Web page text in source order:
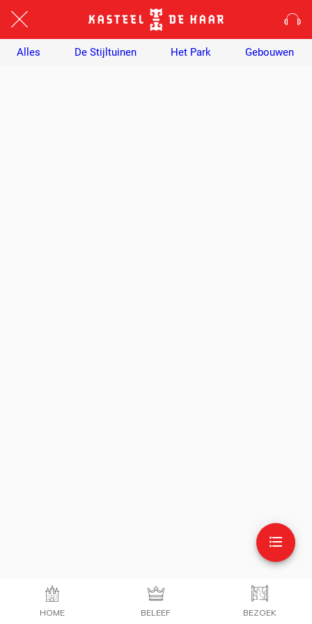
Alles De Stijltuinen Het Park Gebouwen
HOME BELEEF BEZOEK